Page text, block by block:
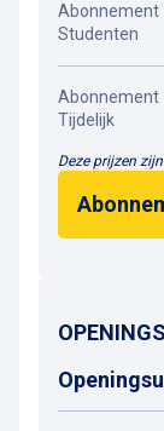
Abonnement
Studenten
Abonnement
Tijdelijk
Deze prijzen